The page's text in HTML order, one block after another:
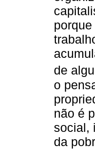
de
o
não é
social,
da